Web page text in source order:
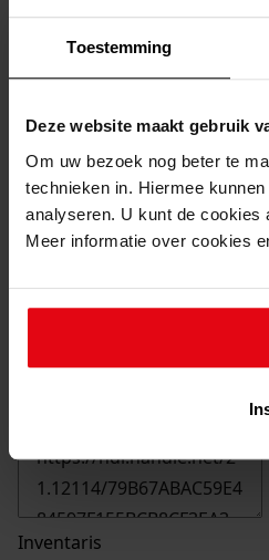
Toestemming
Deze website maakt gebruik
Om uw bezoek nog beter te
technieken in. Hiermee
analyseren. U kunt de
Meer informatie over cookies
Inventaris